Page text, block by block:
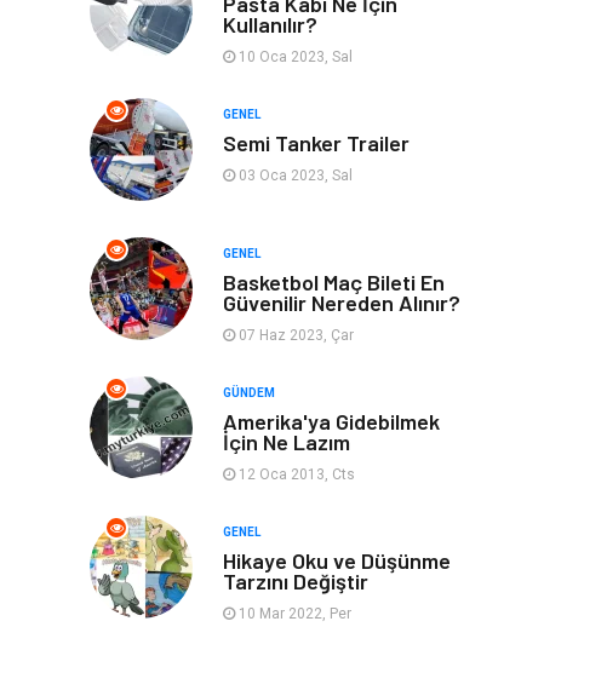
Yazılım
Bebek Giyim Moda
Blogroll
Markalar Bilet
Tarih Spor Malzemeleri
Kullanılır?
10 Oca 2023, Sal
GENEL
Semi Tanker Trailer
03 Oca 2023, Sal
GENEL
Basketbol Maç Bileti En
Güvenilir Nereden Alınır?
07 Haz 2023, Çar
GÜNDEM
Amerika'ya Gidebilmek
İçin Ne Lazım
12 Oca 2013, Cts
GENEL
Hikaye Oku ve Düşünme
Tarzını Değiştir
10 Mar 2022, Per